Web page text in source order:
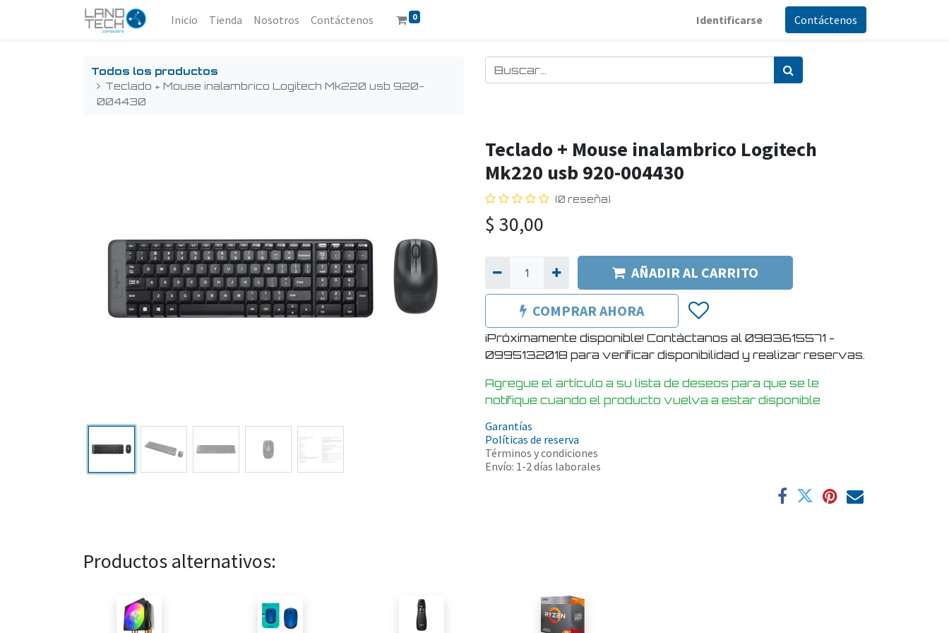
Inicio Tienda Nosotros Contáctenos 0 Identificarse Contáctenos
Todos los productos
Teclado + Mouse inalambrico Logitech Mk220 usb 920-
004430
Teclado + Mouse inalambrico Logitech
Mk220 usb 920-004430
(0 reseña)
$ 30,00
AÑADIR AL CARRITO
COMPRAR AHORA
¡Próximamente disponible! Contáctanos al 0983615571 -
0995132018 para verificar disponibilidad y realizar reservas.
Agregue el artículo a su lista de deseos para que se le
notifique cuando el producto vuelva a estar disponible
Garantías
Políticas de reserva
Términos y condiciones
Envío: 1-2 días laborales
Productos alternativos: